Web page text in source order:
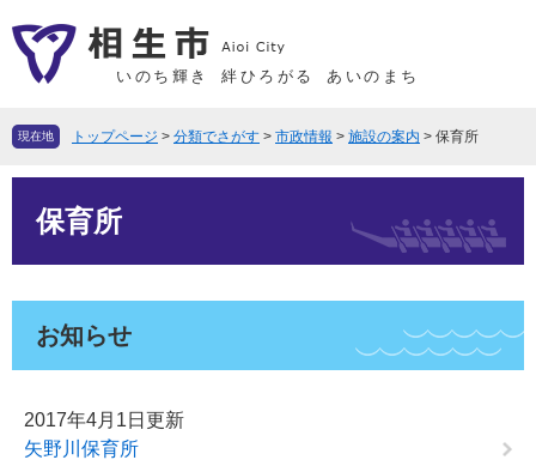
ー
先
ニ
を
文
いのち輝き 絆ひろがる あいのまち
現在地 トップページ > 分類でさがす > 市政情報 > 施設の案内 > 保育所
保育所
お知らせ
2017年4月1日更新
矢野川保育所